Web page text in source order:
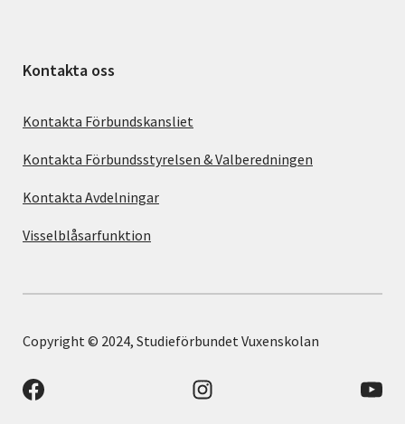
Kontakta oss
Kontakta Förbundskansliet
Kontakta Förbundsstyrelsen & Valberedningen
Kontakta Avdelningar
Visselblåsarfunktion
Copyright © 2024, Studieförbundet Vuxenskolan